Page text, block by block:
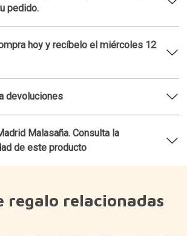
pedido.
hoy y recíbelo el miércoles 12
devoluciones
Malasaña. Consulta la
de este producto
regalo relacionadas